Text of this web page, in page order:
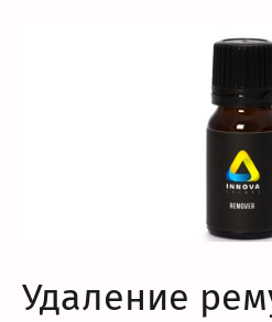
Удаление